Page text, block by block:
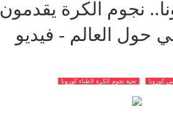
نجوم الكرة يقدمون
حول العالم - فيديو
كورونا تحية نجوم الكرة لاطباء كورونا